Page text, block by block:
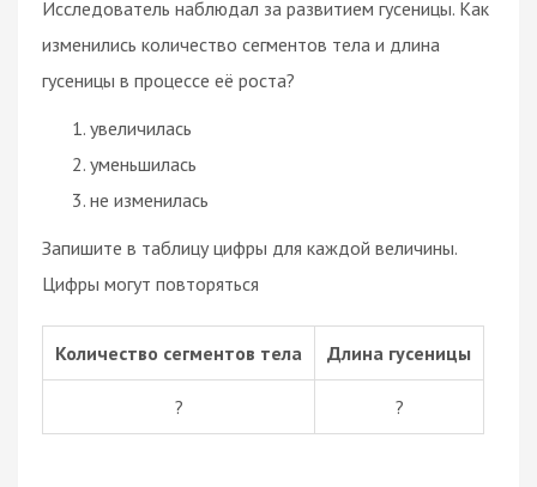
Исследователь наблюдал за развитием гусеницы. Как
изменились количество сегментов тела и длина
гусеницы в процессе её роста?
увеличилась
уменьшилась
не изменилась
Запишите в таблицу цифры для каждой величины.
Цифры могут повторяться
Количество сегментов тела Длина гусеницы
? ?